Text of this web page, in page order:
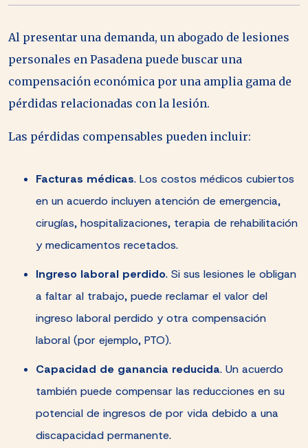
Al presentar una demanda, un abogado de lesiones
personales en Pasadena puede buscar una
compensación económica por una amplia gama de
pérdidas relacionadas con la lesión.
Las pérdidas compensables pueden incluir:
Facturas médicas. Los costos médicos cubiertos
en un acuerdo incluyen atención de emergencia,
cirugías, hospitalizaciones, terapia de rehabilitación
y medicamentos recetados.
Ingreso laboral perdido. Si sus lesiones le obligan
a faltar al trabajo, puede reclamar el valor del
ingreso laboral perdido y otra compensación
laboral (por ejemplo, PTO).
Capacidad de ganancia reducida. Un acuerdo
también puede compensar las reducciones en su
potencial de ingresos de por vida debido a una
discapacidad permanente.